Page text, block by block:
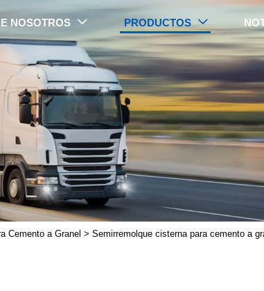
NOSOTROS  PRODUCTOS 
PRODUCTOS
Cemento a Granel >Semirremolque cisterna para cemento a